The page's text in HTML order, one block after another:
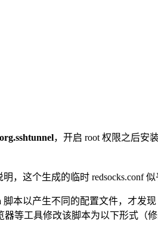
， 开启 root 权限之后安
，这个生成的临时 redsocks.conf
脚本以产生不同的配置文件，才发现
器等工具修改该脚本为以下形式（